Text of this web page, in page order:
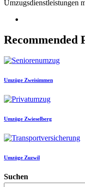
Umzugsdienstleistungen
Recommended
Umzüge Zweisimmen
Umzüge Zwieselberg
Umzüge Zuzwil
Suchen